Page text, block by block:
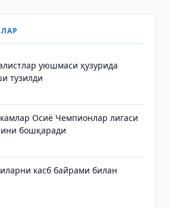
уюшмаси ҳузурида
тузилди
Осиё Чемпионлар лигаси
бошқаради
касб байрами билан